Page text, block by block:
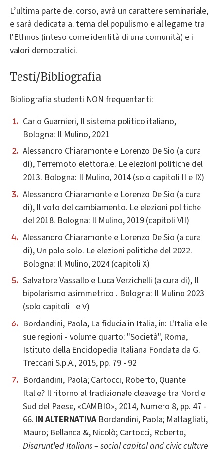
L’ultima parte del corso, avrà un carattere seminariale,
e sarà dedicata al tema del populismo e al legame tra
l'Ethnos (inteso come identità di una comunità) e i
valori democratici.
Testi/Bibliografia
Bibliografia studenti NON frequentanti:
Carlo Guarnieri, Il sistema politico italiano,
Bologna: Il Mulino, 2021
Alessandro Chiaramonte e Lorenzo De Sio (a cura
di), Terremoto elettorale. Le elezioni politiche del
2013. Bologna: Il Mulino, 2014 (solo capitoli II e IX)
Alessandro Chiaramonte e Lorenzo De Sio (a cura
di), Il voto del cambiamento. Le elezioni politiche
del 2018. Bologna: Il Mulino, 2019 (capitoli VII)
Alessandro Chiaramonte e Lorenzo De Sio (a cura
di), Un polo solo. Le elezioni politiche del 2022.
Bologna: Il Mulino, 2024 (capitoli X)
Salvatore Vassallo e Luca Verzichelli (a cura di), Il
bipolarismo asimmetrico . Bologna: Il Mulino 2023
(solo capitoli I e V)
Bordandini, Paola, La fiducia in Italia, in: L'Italia e le
sue regioni - volume quarto: "Società", Roma,
Istituto della Enciclopedia Italiana Fondata da G.
Treccani S.p.A., 2015, pp. 79 - 92
Bordandini, Paola; Cartocci, Roberto, Quante
Italie? Il ritorno al tradizionale cleavage tra Nord e
Sud del Paese, «CAMBIO», 2014, Numero 8, pp. 47 -
66. IN ALTERNATIVA Bordandini, Paola; Maltagliati,
Mauro; Bellanca &, Nicolò; Cartocci, Roberto,
Disgruntled Italians – social capital and civic culture